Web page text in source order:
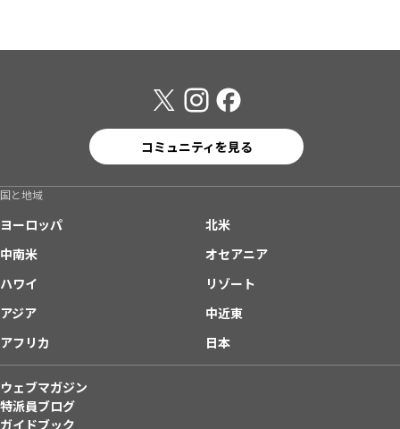
コミュニティを見る
国と地域
ヨーロッパ
北米
中南米
オセアニア
ハワイ
リゾート
アジア
中近東
アフリカ
日本
ウェブマガジン
特派員ブログ
ガイドブック